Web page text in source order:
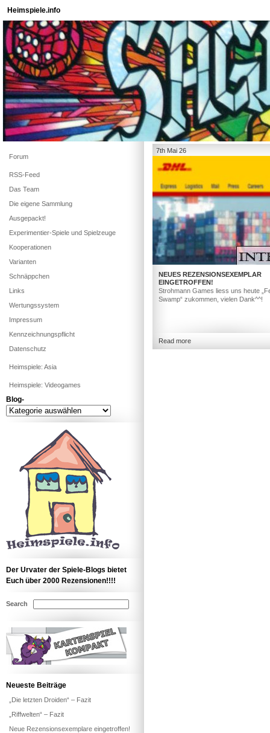
Heimspiele.info
7th Mai 26
NEUES REZENSIONSEXEMPLAR
EINGETROFFEN!
Strohmann Games liess uns heute
Swamp“ zukommen, vielen Dank^^!
Read more
Forum
RSS-Feed
Das Team
Die eigene Sammlung
Ausgepackt!
Experimentier-Spiele und Spielzeuge
Kooperationen
Varianten
Schnäppchen
Links
Wertungssystem
Impressum
Kennzeichnungspflicht
Datenschutz
Heimspiele: Asia
Heimspiele: Videogames
Blog-
Blog-
Der Urvater der Spiele-Blogs bietet
Euch über 2000 Rezensionen!!!!
Search
Neueste Beiträge
„Die letzten Droiden“ – Fazit
„Riffwelten“ – Fazit
Neue Rezensionsexemplare eingetroffen!